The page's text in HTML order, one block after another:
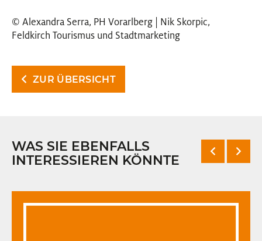
© Alexandra Serra, PH Vorarlberg | Nik Skorpic,
Feldkirch Tourismus und Stadtmarketing
ZUR ÜBERSICHT
WAS SIE EBENFALLS
INTERESSIEREN KÖNNTE